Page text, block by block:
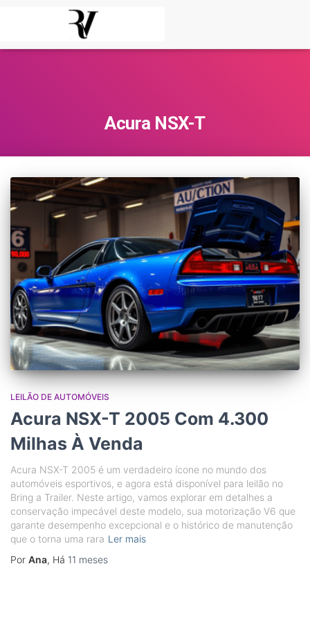
Acura NSX-T
LEILÃO DE AUTOMÓVEIS
Acura NSX-T 2005 Com 4.300
Milhas À Venda
Acura NSX-T 2005 é um verdadeiro ícone no mundo dos
automóveis esportivos, e agora está disponível para leilão no
Bring a Trailer. Neste artigo, vamos explorar em detalhes a
conservação impecável deste modelo, sua motorização V6 que
garante desempenho excepcional e o histórico de manutenção
que o torna uma rara Ler mais
Por Ana, Há 11 meses